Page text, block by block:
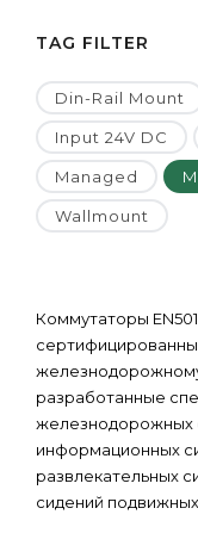
TAG FILTER
Din-Rail Mount
Input 24V DC
Managed
Wallmount
Коммутаторы
железнодорожному
разработанные
железнодорожных
информационных
развлекательных
сидений